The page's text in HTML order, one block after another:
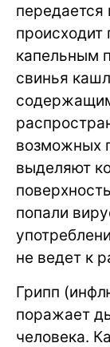
капельным
свинья
возможных
выделяют
попали
не ведет к
Грипп
поражает
человека.